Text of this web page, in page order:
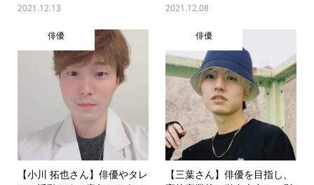
2021.12.13 2021.12.08
俳優
【小川 拓也さん】俳優やタレ
俳優
【三葉さん】俳優を目指し、